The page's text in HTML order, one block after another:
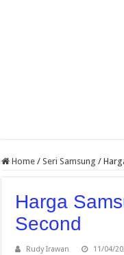
Home / Seri Samsung /
Harga
Second
Rudy Irawan 11/04/